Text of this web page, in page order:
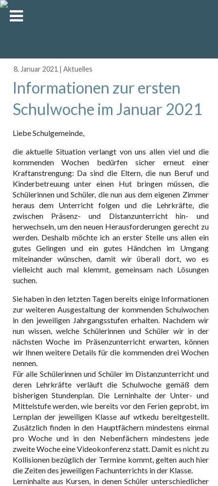
8. Januar 2021 |Aktuelles
Informationen zur ersten
Schulwoche im Januar 2021
Liebe Schulgemeinde,
die aktuelle Situation verlangt von uns allen viel und die
kommenden Wochen bedürfen sicher erneut einer
Kraftanstrengung: Da sind die Eltern, die nun Beruf und
Kinderbetreuung unter einen Hut bringen müssen, die
Schülerinnen und Schüler, die nun aus dem eigenen Zimmer
heraus dem Unterricht folgen und die Lehrkräfte, die
zwischen Präsenz- und Distanzunterricht hin- und
herwechseln, um den neuen Herausforderungen gerecht zu
werden. Deshalb möchte ich an erster Stelle uns allen ein
gutes Gelingen und ein gutes Händchen im Umgang
miteinander wünschen, damit wir überall dort, wo es
vielleicht auch mal klemmt, gemeinsam nach Lösungen
suchen.
Sie haben in den letzten Tagen bereits einige Informationen
zur weiteren Ausgestaltung der kommenden Schulwochen
in den jeweiligen Jahrgangsstufen erhalten. Nachdem wir
nun wissen, welche Schülerinnen und Schüler wir in der
nächsten Woche im Präsenzunterricht erwarten, können
wir Ihnen weitere Details für die kommenden drei Wochen
nennen.
Für alle Schülerinnen und Schüler im Distanzunterricht und
deren Lehrkräfte verläuft die Schulwoche gemäß dem
bisherigen Stundenplan. Die Lerninhalte der Unter- und
Mittelstufe werden, wie bereits vor den Ferien geprobt, im
Lernplan der jeweiligen Klasse auf wtkedu bereitgestellt.
Zusätzlich finden in den Hauptfächern mindestens einmal
pro Woche und in den Nebenfächern mindestens jede
zweite Woche eine Videokonferenz statt. Damit es nicht zu
Kollisionen bezüglich der Termine kommt, gelten auch hier
die Zeiten des jeweiligen Fachunterrichts in der Klasse.
Lerninhalte aus Kursen, in denen Schüler unterschiedlicher